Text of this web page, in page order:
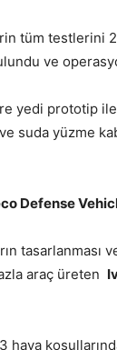
tüm testlerini
ve
yedi prototip
suda yüzme
Defense
araç üreten
3 hava